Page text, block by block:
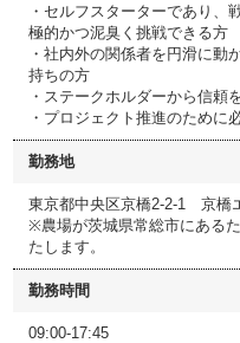
・セルフスターターであり、
極的かつ泥臭く挑戦できる方
・社内外の関係者を円滑に動
持ちの方
・ステークホルダーから信頼
・プロジェクト推進のために
勤務地
東京都中央区京橋2-2-1 京橋
※農場が茨城県常総市にある
たします。
勤務時間
09:00-17:45